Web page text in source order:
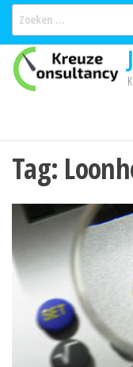
Ga
naar
inhoud
Tag: